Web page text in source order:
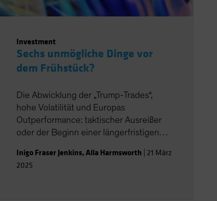
Investment
Sechs unmögliche Dinge vor
dem Frühstück?
Die Abwicklung der „Trump-Trades“,
hohe Volatilität und Europas
Outperformance: taktischer Ausreißer
oder der Beginn einer längerfristigen
Inigo Fraser Jenkins,Alla Harmsworth 21 März
2025